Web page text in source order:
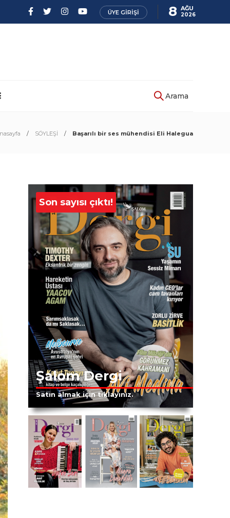
ÜYE GIRIŞI 8 AĞU
2026
Arama
SÖYLEŞİ Başarılı bir ses mühendisi Eli Halegua
Son sayısı çıktı!
Şalom Dergi
Satın almak için tıklayınız.